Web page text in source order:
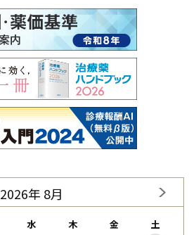
2026年 8月
水 木 金 土